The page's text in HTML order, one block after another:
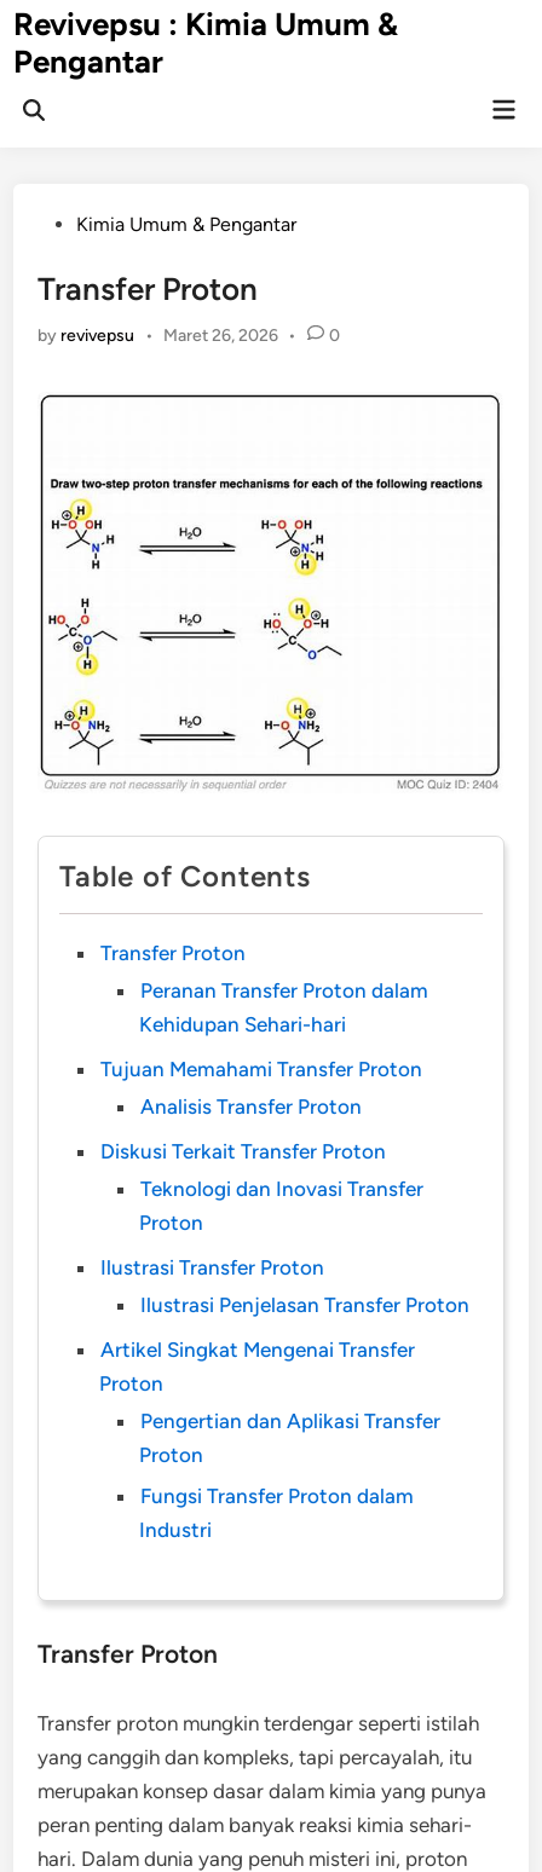
Skip
to
content
Revivepsu : Kimia Umum &
Pengantar
Open
PostedKimia Umum & Pengantar
Transfer Proton
by revivepsu • Maret 26, 2026 • 0
Table of Contents
Transfer Proton
Peranan Transfer Proton dalam
Kehidupan Sehari-hari
Tujuan Memahami Transfer Proton
Analisis Transfer Proton
Diskusi Terkait Transfer Proton
Teknologi dan Inovasi Transfer
Proton
Ilustrasi Transfer Proton
Ilustrasi Penjelasan Transfer Proton
Artikel Singkat Mengenai Transfer
Proton
Pengertian dan Aplikasi Transfer
Proton
Fungsi Transfer Proton dalam
Industri
Transfer Proton
Transfer proton mungkin terdengar seperti istilah
yang canggih dan kompleks, tapi percayalah, itu
merupakan konsep dasar dalam kimia yang punya
peran penting dalam banyak reaksi kimia sehari-
hari. Dalam dunia yang penuh misteri ini, proton